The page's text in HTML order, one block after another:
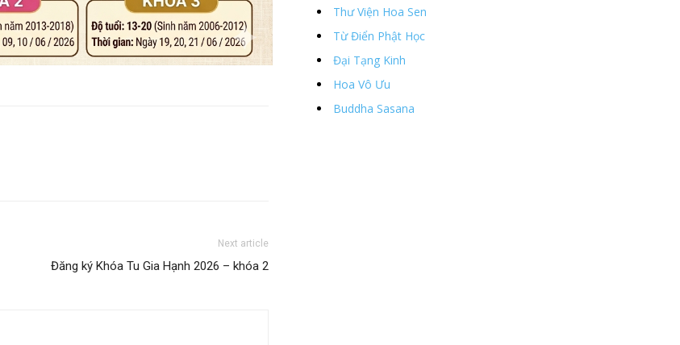
Next article
Đăng ký Khóa Tu Gia Hạnh 2026 – khóa 2
Thư Viện Hoa Sen
Từ Điển Phật Học
Đại Tạng Kinh
Hoa Vô Ưu
Buddha Sasana